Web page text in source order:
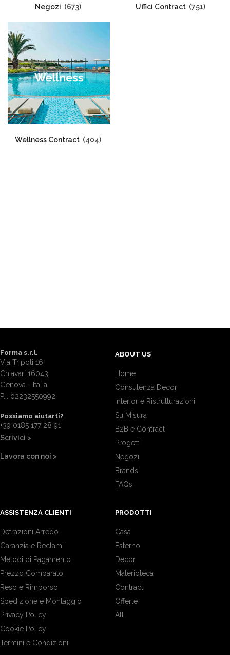
Negozi (673) Uffici Contract (751)
Wellness Contract (404)
Forma s.r.l.
Via Tripoli 16
Chiavari 16043
Genova - Italia
P.I. 02232550992
Possiamo aiutarti?
+39 0185 177 28 91
Scrivici >
Lavora con noi >
ABOUT US
Home
Consulenza Decor
Interior e Ristrutturazioni
Su Misura
B2B e Contract
Progetti
Negozi
Brands
FAQs
ASSISTENZA CLIENTI
Detrazioni Arredo
Garanzia e Reclami
Metodi di Pagamento
Prezzo Comparato
Reso e Rimborso
Spedizione e Montaggio
Privacy Policy
Cookie Policy
Termini e Condizioni
PRODOTTI
Casa
Esterno
Decor
Materioteca
Contract
Offerte
All